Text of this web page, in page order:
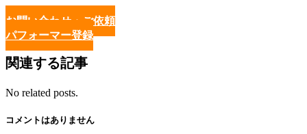
お問い合わせ・ご依頼
パフォーマー登録
関連する記事
No related posts.
コメントはありません